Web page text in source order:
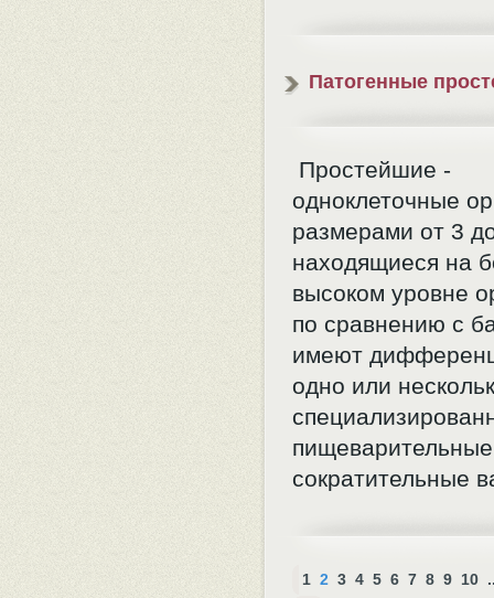
Патогенные
Простейшие -
одноклеточные
размерами от 3
находящиеся на
высоком уровне
по сравнению с
имеют
одно или
сократительные
1 2 3 4 5 6 7 8 9 10